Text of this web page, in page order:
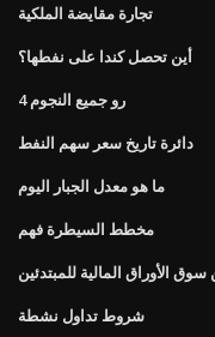
تجارة مقايضة الملكية
أين تحصل كندا على نفطها؟
رو جميع النجوم 4
دائرة تاريخ سعر سهم النفط
ما هو معدل الجبار اليوم
مخطط السيطرة فهم
سوق الأوراق المالية للمبتدئين
شروط تداول نشطة